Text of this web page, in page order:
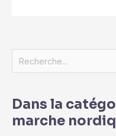
Dans la
marche